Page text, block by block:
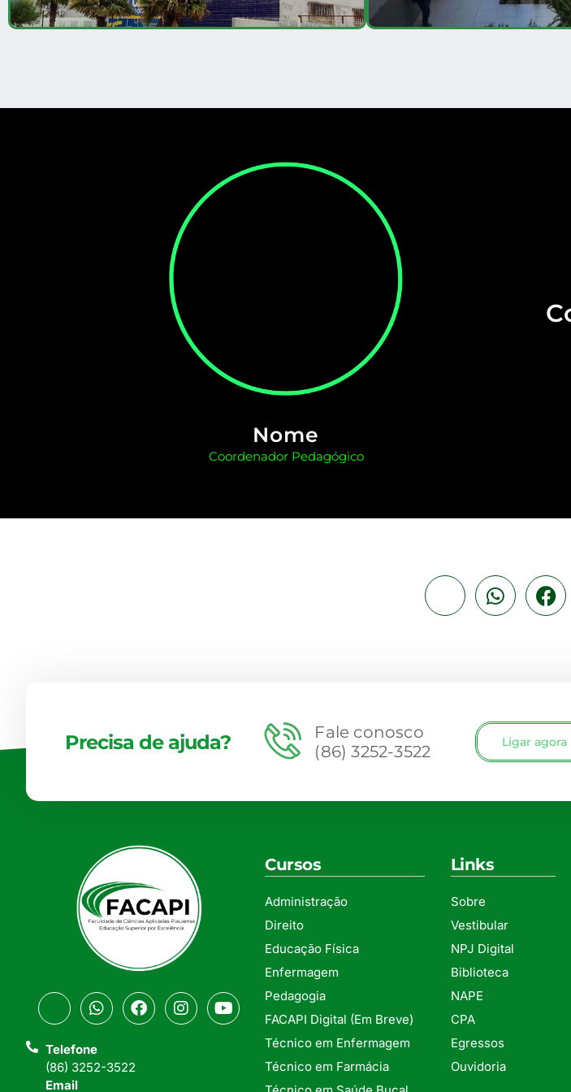
Nome
Coordenador Pedagógico
Precisa de ajuda?
Fale conosco
(86) 3252-3522
Ligar agora
Telefone
(86) 3252-3522
Email
Cursos
Administração
Direito
Educação Física
Enfermagem
Pedagogia
FACAPI Digital (Em Breve)
Técnico em Enfermagem
Técnico em Farmácia
Links
Sobre
Vestibular
NPJ Digital
Biblioteca
NAPE
CPA
Egressos
Ouvidoria